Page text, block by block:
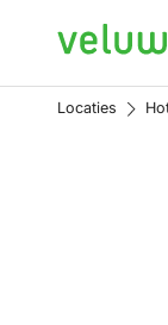
Veluwe
Locaties